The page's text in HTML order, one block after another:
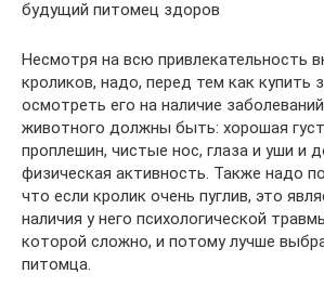
будущий питомец здоров
Несмотря на всю привлекательность
кроликов, надо, перед тем как купить
осмотреть его на наличие
животного должны быть: хорошая
проплешин, чистые нос, глаза и уши и
физическая активность. Также надо
что если кролик очень пуглив, это
наличия у него психологической
которой сложно, и потому лучше
питомца.